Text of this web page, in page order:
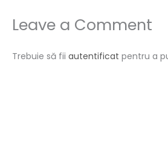
Leave a Comment
Trebuie să fii autentificat pentru a